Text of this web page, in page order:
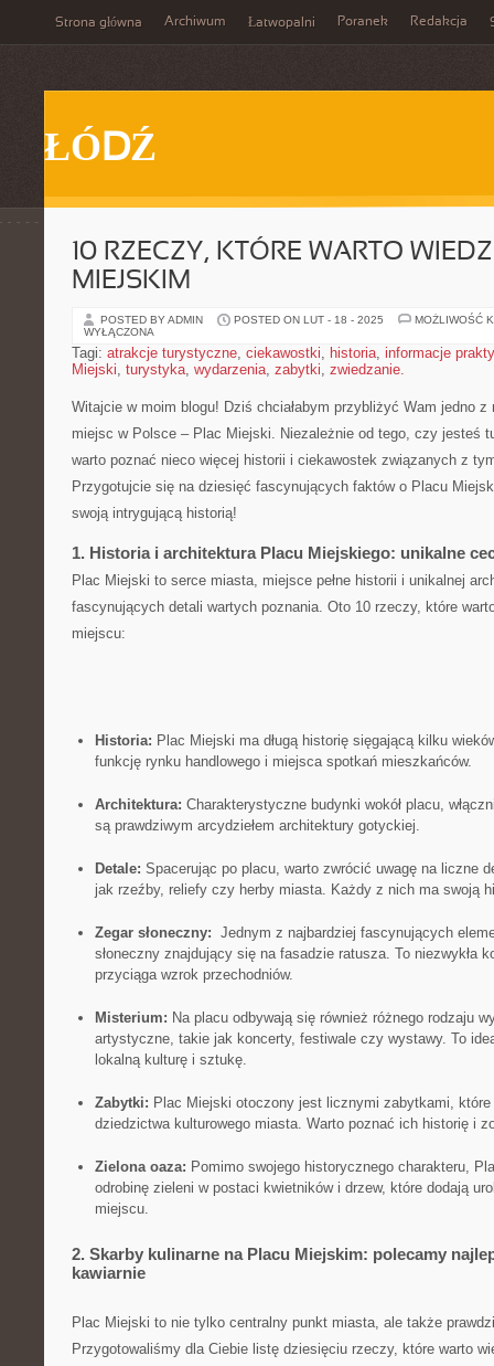
Strona główna Archiwum Łatwopalni Poranek Redakcja
ŁÓDŹ
10 RZECZY, KTÓRE WARTO
MIEJSKIM
POSTED BY ADMIN POSTED ON LUT - 18 - 2025
MOŻLIWOŚĆ
WYŁĄCZONA
Tagi: atrakcje turystyczne, ciekawostki, historia, informacje
Miejski, turystyka, wydarzenia, zabytki, zwiedzanie.
Witajcie w moim blogu! Dziś chciałabym przybliżyć Wam jedno
⁢miejsc w Polsce – Plac Miejski. Niezależnie od tego, czy jesteś
warto poznać nieco więcej historii i ciekawostek związanych z
Przygotujcie się na dziesięć fascynujących faktów o Placu
swoją intrygującą historią!
1. Historia i architektura Placu Miejskiego: unikalne
Plac Miejski to serce miasta, miejsce pełne historii⁢ i unikalnej
fascynujących detali wartych poznania. Oto 10 rzeczy, które
miejscu:
Historia: Plac Miejski ma długą historię sięgającą kilku
funkcję rynku handlowego i miejsca spotkań⁣ mieszkańców.
Architektura: Charakterystyczne budynki‌ wokół‌ placu,
są prawdziwym arcydziełem⁤ architektury gotyckiej.
Detale: ‌Spacerując po placu, warto zwrócić uwagę na liczne
jak rzeźby, reliefy czy herby miasta. Każdy z nich ma swoją
Zegar słoneczny:
Jednym z najbardziej fascynujących
słoneczny znajdujący się ⁣na fasadzie ratusza. To niezwykła
przyciąga wzrok⁤ przechodniów.
Misterium: Na placu odbywają się również ⁢różnego rodzaju
artystyczne, ⁢takie jak ⁣koncerty, festiwale czy wystawy. To
lokalną⁢ kulturę‍ i sztukę.
Zabytki: Plac ⁢Miejski otoczony jest⁢ licznymi zabytkami,
dziedzictwa‍ kulturowego miasta. Warto poznać ich historię i
Zielona‌ oaza: Pomimo swojego ‍historycznego charakteru,
odrobinę zieleni⁣ w postaci kwietników i drzew, które dodają
miejscu.
2. Skarby ⁤kulinarne na Placu Miejskim: polecamy
kawiarnie
Plac Miejski to nie tylko centralny‌ punkt​ miasta, ale także
Przygotowaliśmy ​dla Ciebie listę ‌dziesięciu rzeczy, które warto